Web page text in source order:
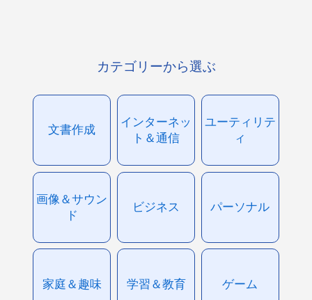
カテゴリーから選ぶ
文書作成
インターネッ
ト＆通信
ユーティリテ
ィ
画像＆サウン
ド
ビジネス パーソナル
家庭＆趣味 学習＆教育 ゲーム